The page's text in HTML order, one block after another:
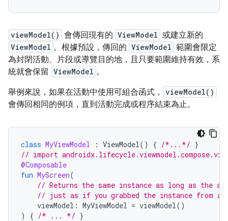
viewModel() 會傳回現有的 ViewModel 或建立新的
ViewModel 。根據預設，傳回的 ViewModel 範圍會限定
為封閉活動、片段或導覽目的地，且只要範圍維持有效，系
統就會保留 ViewModel 。
舉例來說，如果在活動中使用可組合函式，
viewModel()
會傳回相同的例項，直到活動完成或程序結束為止。
class MyViewModel : ViewModel() { /*...*/ }
// import
@Composable
fun MyScreen(
// Returns the same instance as long as the
// just as if you grabbed the instance from
viewModel : MyViewModel = viewModel()
)
{ /* ... */ }